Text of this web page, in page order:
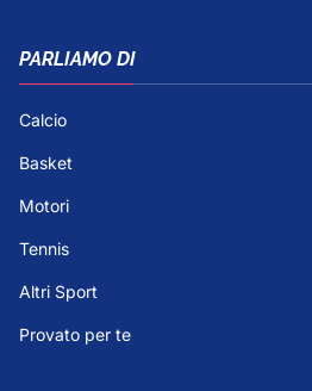
PARLIAMO DI
Calcio
Basket
Motori
Tennis
Altri Sport
Provato per te